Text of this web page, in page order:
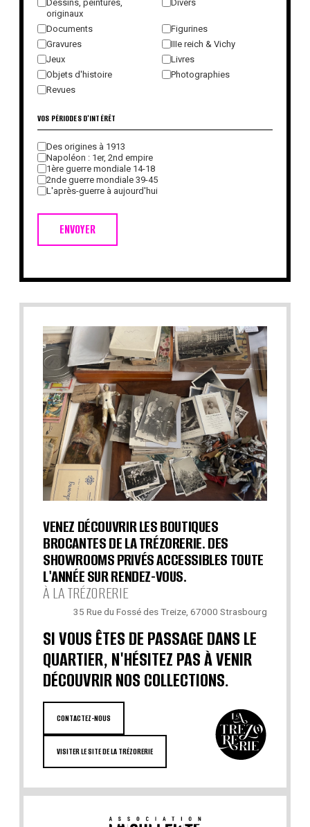
Dessins, peintures,
originaux
Divers
Documents
Figurines
Gravures
IIIe reich & Vichy
Jeux
Livres
Objets d'histoire
Photographies
Revues
ENVOYER
VOS PÉRIODES D'INTÉRÊT
Des origines à 1913
Napoléon : 1er, 2nd empire
1ère guerre mondiale 14-18
2nde guerre mondiale 39-45
L'après-guerre à aujourd'hui
VENEZ DÉCOUVRIR LES BOUTIQUES
BROCANTES DE LA TRÉZORERIE. DES
SHOWROOMS PRIVÉS ACCESSIBLES TOUTE
L'ANNÉE SUR RENDEZ-VOUS.
À LA TRÉZORERIE
35 Rue du Fossé des Treize, 67000 Strasbourg
SI VOUS ÊTES DE PASSAGE DANS LE
QUARTIER, N'HÉSITEZ PAS À VENIR
DÉCOUVRIR NOS COLLECTIONS.
CONTACTEZ-NOUS
VISITER LE SITE DE LA TRÉZORERIE